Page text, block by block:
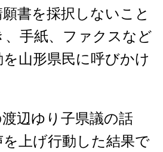
書を採択しないこと
、手紙、ファクスなど
山形県民に呼びかけ
辺ゆり子県議の話
上げ行動した結果で